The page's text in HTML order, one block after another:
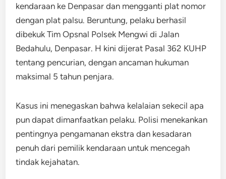
kendaraan ke Denpasar dan mengganti plat nomor
dengan plat palsu. Beruntung, pelaku berhasil
dibekuk Tim Opsnal Polsek Mengwi di Jalan
Bedahulu, Denpasar. H kini dijerat Pasal 362 KUHP
tentang pencurian, dengan ancaman hukuman
maksimal 5 tahun penjara.
Kasus ini menegaskan bahwa kelalaian sekecil apa
pun dapat dimanfaatkan pelaku. Polisi menekankan
pentingnya pengamanan ekstra dan kesadaran
penuh dari pemilik kendaraan untuk mencegah
tindak kejahatan.